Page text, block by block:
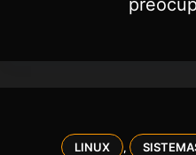
LINUX ,